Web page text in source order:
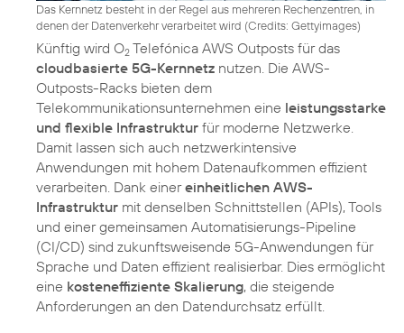
Das Kernnetz besteht in der Regel aus mehreren Rechenzentren, in
denen der Datenverkehr verarbeitet wird (Credits: Gettyimages)
Künftig wird O2 Telefónica AWS Outposts für das
cloudbasierte 5G-Kernnetz nutzen. Die AWS-
Outposts-Racks bieten dem
Telekommunikationsunternehmen eine leistungsstarke
und flexible Infrastruktur für moderne Netzwerke.
Damit lassen sich auch netzwerkintensive
Anwendungen mit hohem Datenaufkommen effizient
verarbeiten. Dank einereinheitlichen AWS-
Infrastruktur mit denselben Schnittstellen (APIs), Tools
und einer gemeinsamen Automatisierungs-Pipeline
(CI/CD) sind zukunftsweisende 5G-Anwendungen für
Sprache und Daten effizient realisierbar. Dies ermöglicht
eine kosteneffiziente Skalierung, die steigende
Anforderungen an den Datendurchsatz erfüllt.